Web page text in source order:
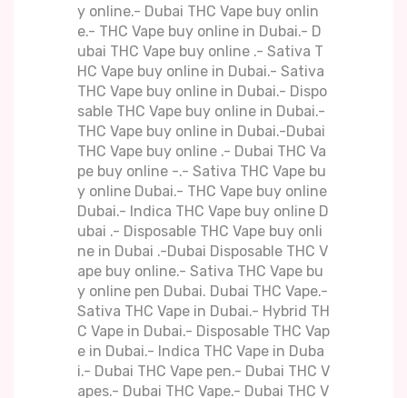
y online.- Dubai THC Vape buy onlin
e.- THC Vape buy online in Dubai.- D
ubai THC Vape buy online .- Sativa T
HC Vape buy online in Dubai.- Sativa
THC Vape buy online in Dubai.- Dispo
sable THC Vape buy online in Dubai.-
THC Vape buy online in Dubai.-Dubai
THC Vape buy online .- Dubai THC Va
pe buy online -.- Sativa THC Vape bu
y online Dubai.- THC Vape buy online
Dubai.- Indica THC Vape buy online D
ubai .- Disposable THC Vape buy onli
ne in Dubai .-Dubai Disposable THC V
ape buy online.- Sativa THC Vape bu
y online pen Dubai. Dubai THC Vape.-
Sativa THC Vape in Dubai.- Hybrid TH
C Vape in Dubai.- Disposable THC Vap
e in Dubai.- Indica THC Vape in Duba
i.- Dubai THC Vape pen.- Dubai THC V
apes.- Dubai THC Vape.- Dubai THC V